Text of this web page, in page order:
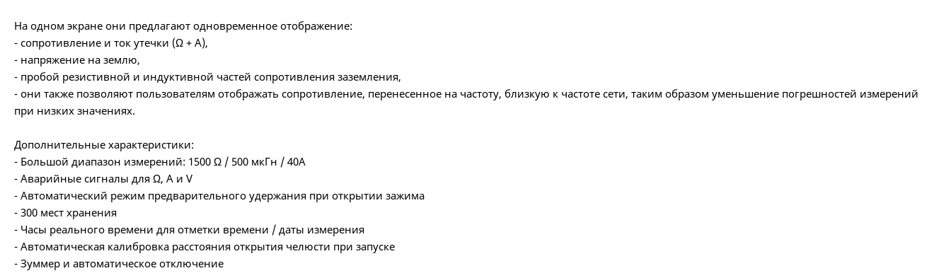
На одном экране они предлагают одновременное отображение:
- сопротивление и ток утечки (Ω + A),
- напряжение на землю,
- пробой резистивной и индуктивной частей сопротивления заземления,
- они также позволяют пользователям отображать сопротивление, перенесенное на частоту, близкую к частоте сети, таким образом уменьшение погрешностей измерений
при низких значениях.
Дополнительные характеристики:
- Большой диапазон измерений: 1500 Ω / 500 мкГн / 40A
- Аварийные сигналы для Ω, A и V
- Автоматический режим предварительного удержания при открытии зажима
- 300 мест хранения
- Часы реального времени для отметки времени / даты измерения
- Автоматическая калибровка расстояния открытия челюсти при запуске
- Зуммер и автоматическое отключение